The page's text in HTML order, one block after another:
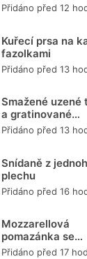
Přidáno před 12
Kuřecí prsa na
fazolkami
Přidáno před 13
Smažené uzené
a gratinované
brambory
Přidáno před 13
Snídaně z
plechu
Přidáno před 16
Mozzarellová
pomazánka se
šunkou
Přidáno před 17